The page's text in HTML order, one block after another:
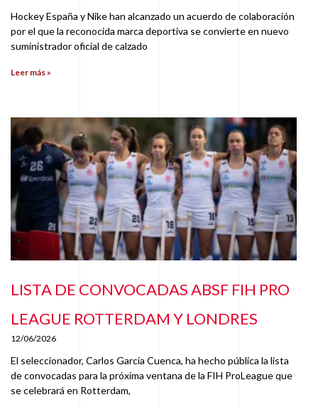
Hockey España y Nike han alcanzado un acuerdo de colaboración
por el que la reconocida marca deportiva se convierte en nuevo
suministrador oficial de calzado
Leer más »
LISTA DE CONVOCADAS ABSF FIH PRO
LEAGUE ROTTERDAM Y LONDRES
12/06/2026
El seleccionador, Carlos García Cuenca, ha hecho pública la lista
de convocadas para la próxima ventana de la FIH ProLeague que
se celebrará en Rotterdam,